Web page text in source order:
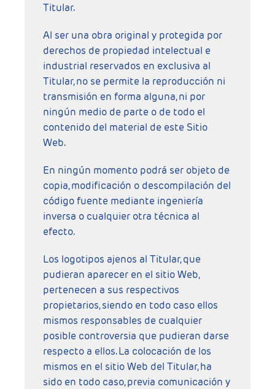
Titular.
Al ser una obra original y protegida por
derechos de propiedad intelectual e
industrial reservados en exclusiva al
Titular, no se permite la reproducción ni
transmisión en forma alguna, ni por
ningún medio de parte o de todo el
contenido del material de este Sitio
Web.
En ningún momento podrá ser objeto de
copia, modificación o descompilación del
código fuente mediante ingeniería
inversa o cualquier otra técnica al
efecto.
Los logotipos ajenos al Titular, que
pudieran aparecer en el sitio Web,
pertenecen a sus respectivos
propietarios, siendo en todo caso ellos
mismos responsables de cualquier
posible controversia que pudieran darse
respecto a ellos. La colocación de los
mismos en el sitio Web del Titular, ha
sido en todo caso, previa comunicación y